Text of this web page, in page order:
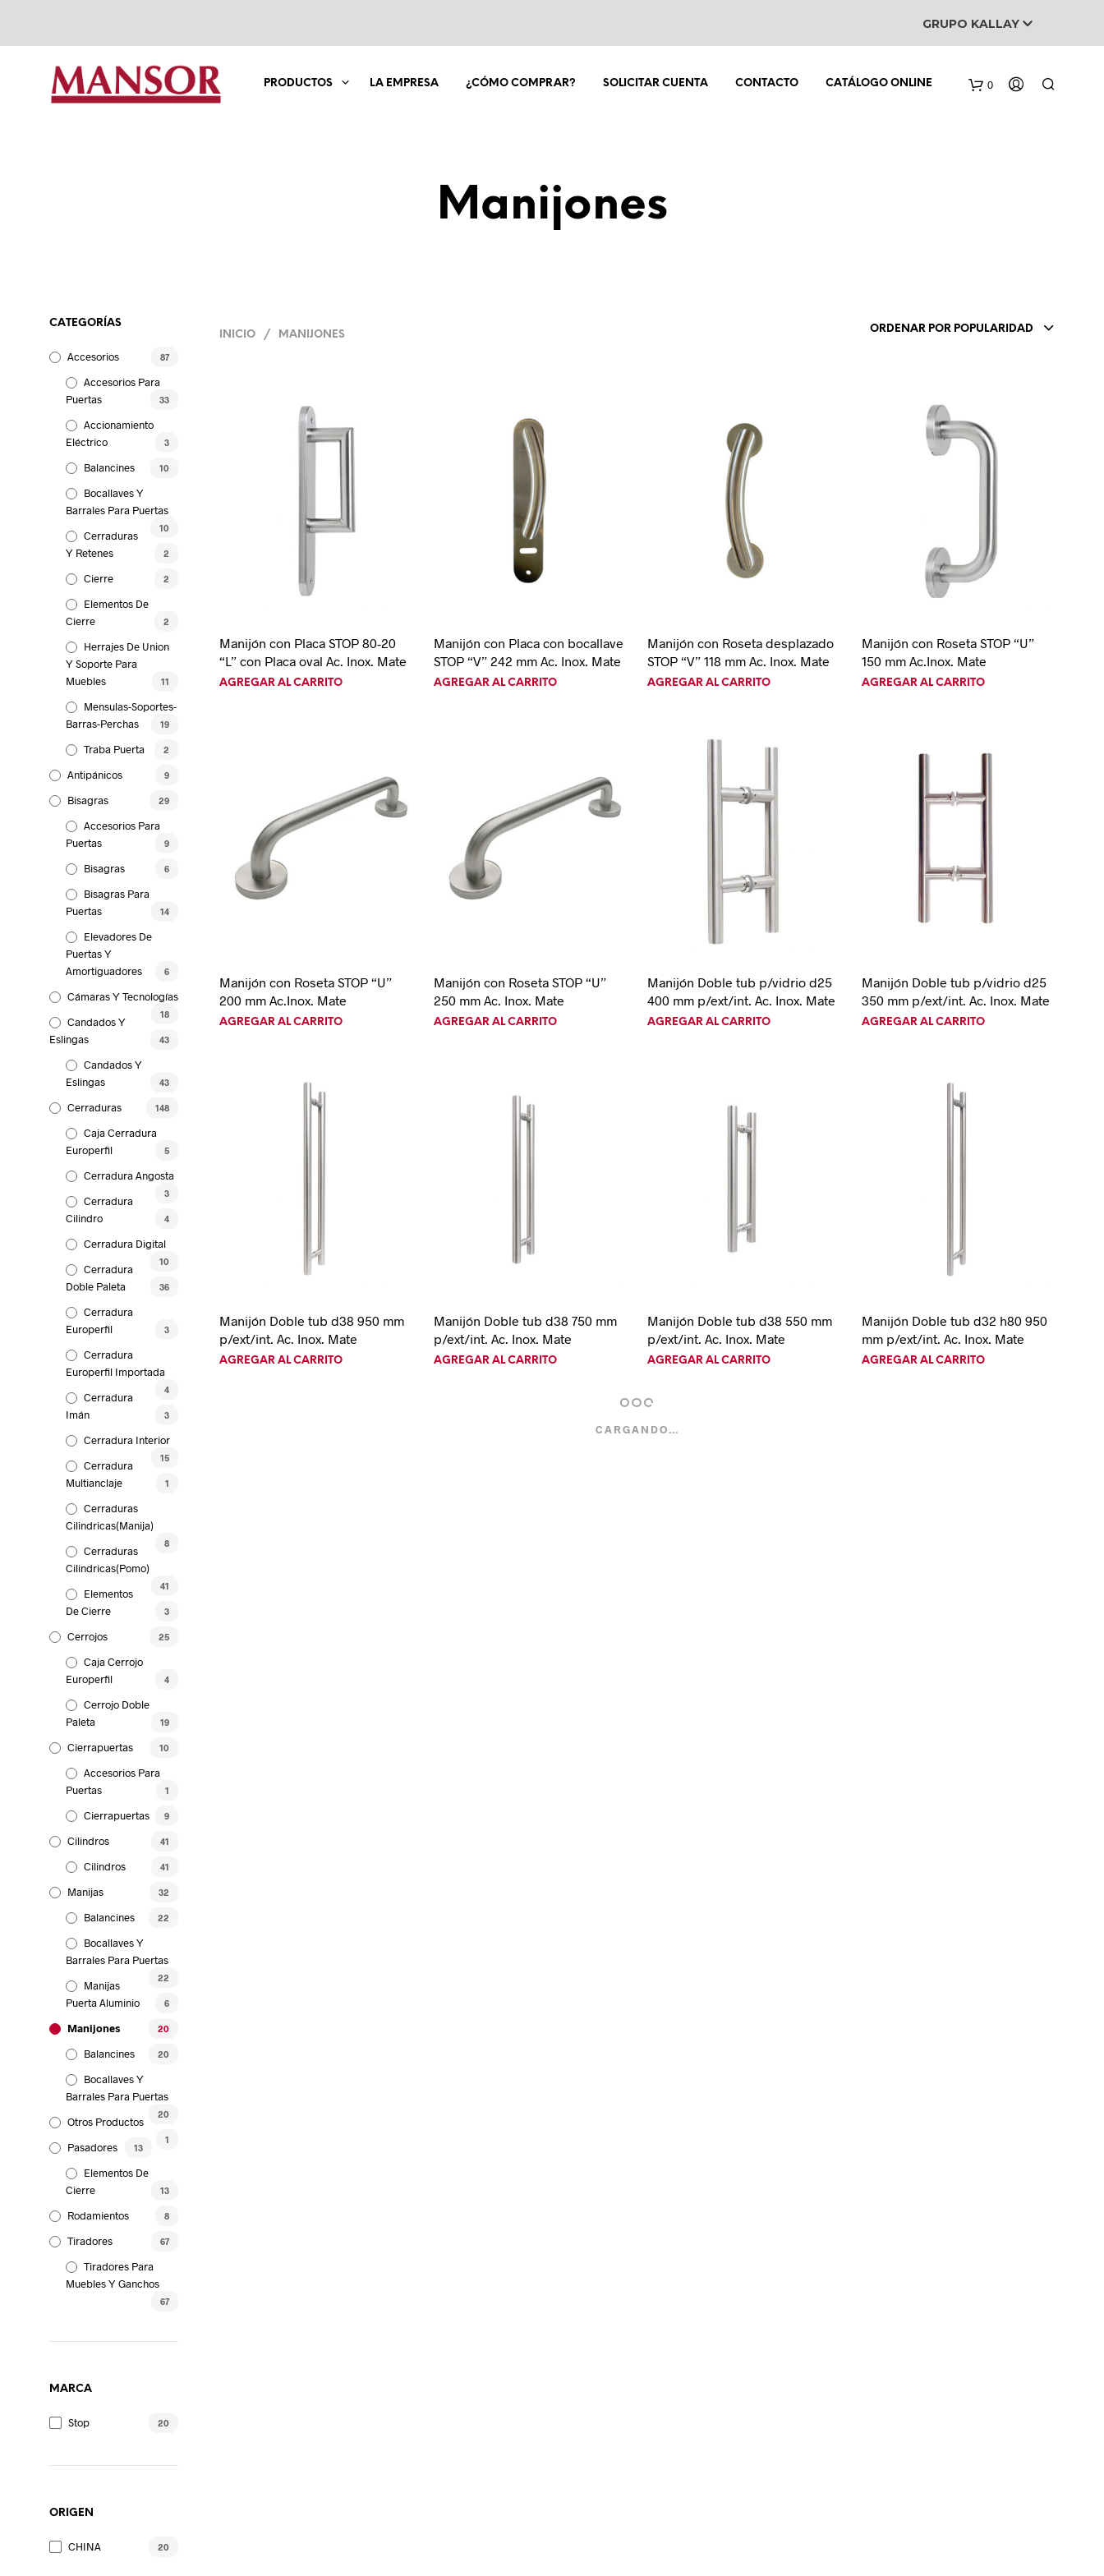
GRUPO KALLAY
0
PRODUCTOS LA EMPRESA ¿CÓMO COMPRAR? SOLICITAR CUENTA CONTACTO CATÁLOGO ONLINE
Manijones
CATEGORÍAS
Accesorios 87
Accesorios Para
Puertas
33
Accionamiento
Eléctrico
3
Balancines 10
Bocallaves Y
Barrales Para Puertas
10
Cerraduras
Y Retenes
2
Cierre 2
Elementos De
Cierre
2
Herrajes De Union
Y Soporte Para
Muebles
11
Mensulas-Soportes-
Barras-Perchas
19
Traba Puerta 2
Antipánicos 9
Bisagras 29
Accesorios Para
Puertas
9
Bisagras 6
Bisagras Para
Puertas
14
Elevadores De
Puertas Y
Amortiguadores
6
Cámaras Y Tecnologías
18
Candados Y
Eslingas
43
Candados Y
Eslingas
43
Cerraduras 148
Caja Cerradura
Europerfil
5
Cerradura Angosta
3
Cerradura
Cilindro
4
Cerradura Digital
10
Cerradura
Doble Paleta
36
Cerradura
Europerfil
3
Cerradura
Europerfil Importada
4
Cerradura
Imán
3
Cerradura Interior
15
Cerradura
Multianclaje
1
Cerraduras
Cilindricas(Manija)
8
Cerraduras
Cilindricas(Pomo)
41
Elementos
De Cierre
3
Cerrojos 25
Caja Cerrojo
Europerfil
4
Cerrojo Doble
Paleta
19
Cierrapuertas 10
Accesorios Para
Puertas
1
Cierrapuertas 9
Cilindros 41
Cilindros 41
Manijas 32
Balancines 22
Bocallaves Y
Barrales Para Puertas
22
Manijas
Puerta Aluminio
6
Manijones 20
Balancines 20
Bocallaves Y
Barrales Para Puertas
20
Otros Productos
1
Pasadores 13
Elementos De
Cierre
13
Rodamientos 8
Tiradores 67
Tiradores Para
Muebles Y Ganchos
67
MARCA
Stop 20
ORIGEN
CHINA 20
INICIO / MANIJONES
ORDENAR POR POPULARIDAD
Manijón con Placa STOP 80-20
“L” con Placa oval Ac. Inox. Mate
AGREGAR AL CARRITO
Manijón con Placa con bocallave
STOP “V” 242 mm Ac. Inox. Mate
AGREGAR AL CARRITO
Manijón con Roseta desplazado
STOP “V” 118 mm Ac. Inox. Mate
AGREGAR AL CARRITO
Manijón con Roseta STOP “U”
150 mm Ac.Inox. Mate
AGREGAR AL CARRITO
Manijón con Roseta STOP “U”
200 mm Ac.Inox. Mate
AGREGAR AL CARRITO
Manijón con Roseta STOP “U”
250 mm Ac. Inox. Mate
AGREGAR AL CARRITO
Manijón Doble tub p/vidrio d25
400 mm p/ext/int. Ac. Inox. Mate
AGREGAR AL CARRITO
Manijón Doble tub p/vidrio d25
350 mm p/ext/int. Ac. Inox. Mate
AGREGAR AL CARRITO
Manijón Doble tub d38 950 mm
p/ext/int. Ac. Inox. Mate
AGREGAR AL CARRITO
Manijón Doble tub d38 750 mm
p/ext/int. Ac. Inox. Mate
AGREGAR AL CARRITO
Manijón Doble tub d38 550 mm
p/ext/int. Ac. Inox. Mate
AGREGAR AL CARRITO
Manijón Doble tub d32 h80 950
mm p/ext/int. Ac. Inox. Mate
AGREGAR AL CARRITO
CARGANDO…